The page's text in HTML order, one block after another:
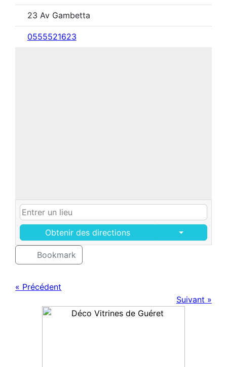
23 Av Gambetta
0555521623
Obtenir des directions
Bookmark
« Précédent
Suivant »